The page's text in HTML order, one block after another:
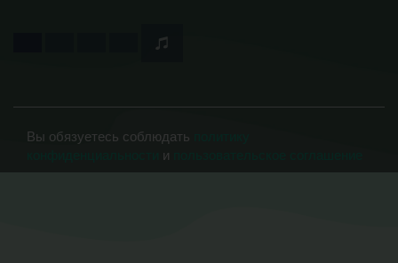
Вы обязуетесь соблюдать
и